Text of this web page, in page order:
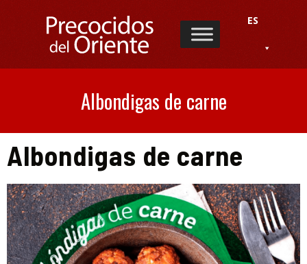
ES
Albondigas de carne
Albondigas de carne